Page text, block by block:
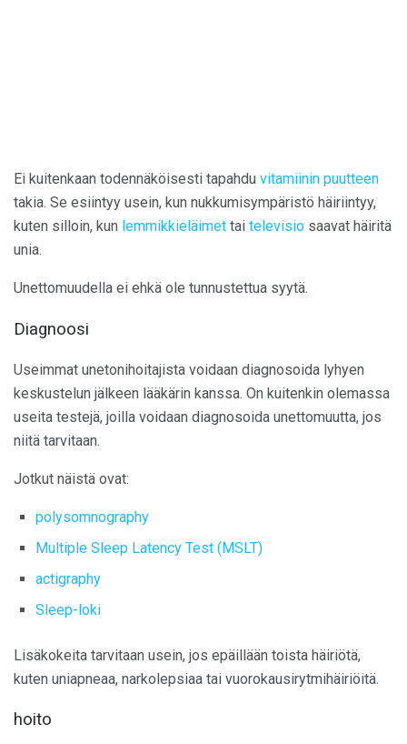
Ei kuitenkaan todennäköisesti tapahdu vitamiinin puutteen
takia. Se esiintyy usein, kun nukkumisympäristö häiriintyy,
kuten silloin, kun lemmikkieläimet tai televisio saavat häiritä
unia.
Unettomuudella ei ehkä ole tunnustettua syytä.
Diagnoosi
Useimmat unetonihoitajista voidaan diagnosoida lyhyen
keskustelun jälkeen lääkärin kanssa. On kuitenkin olemassa
useita testejä, joilla voidaan diagnosoida unettomuutta, jos
niitä tarvitaan.
Jotkut näistä ovat:
polysomnography
Multiple Sleep Latency Test (MSLT)
actigraphy
Sleep-loki
Lisäkokeita tarvitaan usein, jos epäillään toista häiriötä,
kuten uniapneaa, narkolepsiaa tai vuorokausirytmihäiriöitä.
hoito